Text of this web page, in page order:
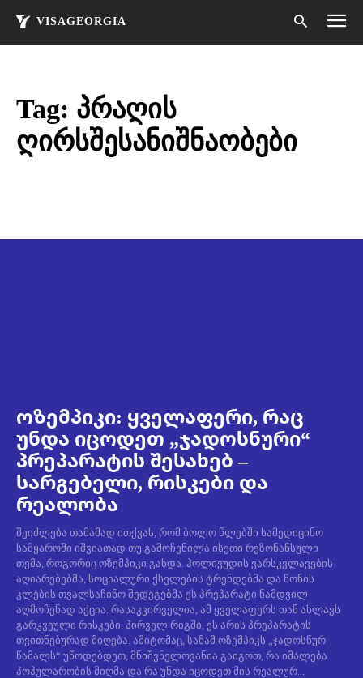
VISAGEORGIA
Tag: პრაღის
ღირსშესანიშნაობები
ოზემპიკი: ყველაფერი, რაც
უნდა იცოდეთ „ჯადოსნური“
პრეპარატის შესახებ –
სარგებელი, რისკები და
რეალობა
შეიძლება თამამად ითქვას, რომ ბოლო წლებში სამედიცინო
სამყაროში იშვიათად თუ გამოჩენილა ისეთი რეზონანსული
თემა, როგორიც ოზემპიკი გახდა. ჰოლივუდის ვარსკვლავების
აღიარებებმა, სოციალური ქსელების ტრენდებმა და წონის
კლების თვალსაჩინო შედეგებმა ეს პრეპარატი ნამდვილ
აღმოჩენად აქცია. რასაკვირველია, ამ ყველაფერს თან ახლავს
გარკვეული რისკები. პირველ რიგში, ეს არის პრეპარატის
თვითნებურად მიღება. ამიტომაც, სანამ ოზემპიკს „ჯადოსნურ
წამალს“ უწოდებდეთ, მნიშვნელოვანია გაიგოთ, რა იმალება
პოპულარობის მიღმა და რა უნდა იცოდეთ მის რეალურ...